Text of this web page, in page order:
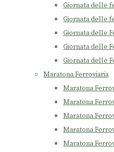
Giornata delle
Giornata delle
Giornata delle
Giornata delle
Giornata delle
Maratona Ferroviaria
Maratona
Maratona
Maratona
Maratona
Maratona